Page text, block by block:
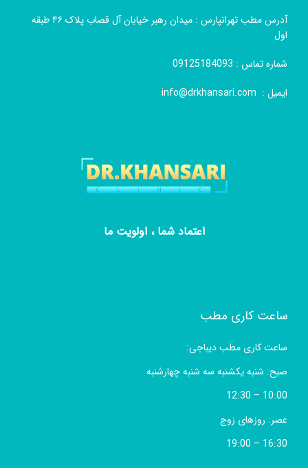
آدرس مطب تهرانپارس : میدان رهبر خیابان آل قصاب پلاک ۴۶ طبقه
اول
شماره تماس :
ایمیل : info@drkhansari.com
اعتماد شما ، اولویت ما
ساعت کاری مطب
ساعت کاری مطب دیباجی:
صبح: شنبه یکشنبه سه شنبه چهارشنبه
10:00 – 12:30
عصر: روزهای زوج
16:30 – 19:00